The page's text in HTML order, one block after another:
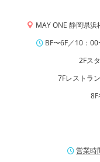
MAY ONE 静岡県
BF〜6F／10：
2Fス
7Fレストラ
営業時